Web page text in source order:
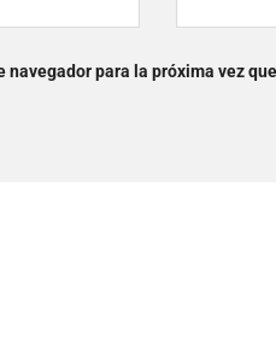
para la próxima vez